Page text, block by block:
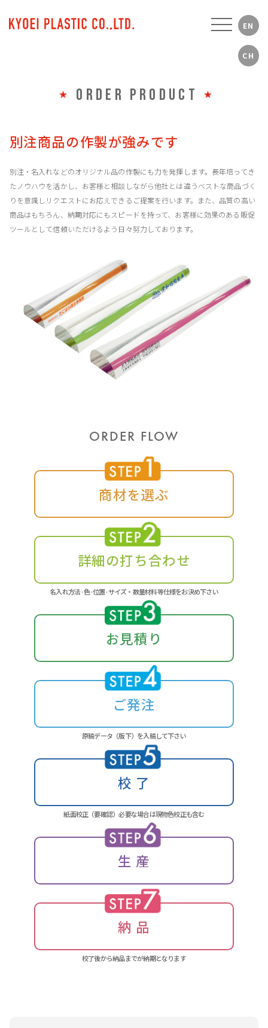
ORDER PRODUCT
別注商品の作製が強みです
別注・名入れなどのオリジナル品の作製にも力を発揮します。長年培ってき
たノウハウを活かし、お客様と相談しながら他社とは違うベストな商品づく
りを意識しリクエストにお応えできるご提案を行います。また、品質の高い
商品はもちろん、納期対応にもスピードを持って、お客様に効果のある販促
ツールとして信頼いただけるよう日々努力しております。
ORDER FLOW
商材を選ぶ
詳細の打ち合わせ
名入れ方法·色·位置·サイズ・数量材料等仕様をお決め下さい
お見積り
ご発注
原稿データ（版下）を入稿して下さい
校 了
紙面校正（要確認）必要な場合は現物色校正も含む
生 産
納 品
校了後から納品までが納期となります